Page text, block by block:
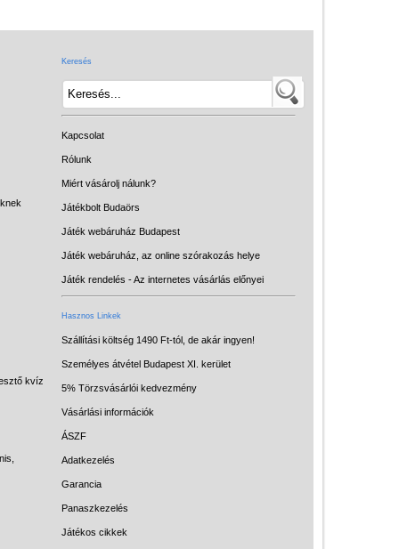
kvíz
Keresés
Kapcsolat
Rólunk
Miért vásárolj nálunk?
Játékbolt Budaörs
Játék webáruház Budapest
Játék webáruház, az online szórakozás helye
Játék rendelés - Az internetes vásárlás előnyei
Hasznos Linkek
Szállítási költség 1490 Ft-tól, de akár ingyen!
Személyes átvétel Budapest XI. kerület
5% Törzsvásárlói kedvezmény
Vásárlási információk
ÁSZF
Adatkezelés
Garancia
Panaszkezelés
Játékos cikkek
Intelligens gyurma
Licenszes TOP
gyerekajándékok
LOGICO
LÜK